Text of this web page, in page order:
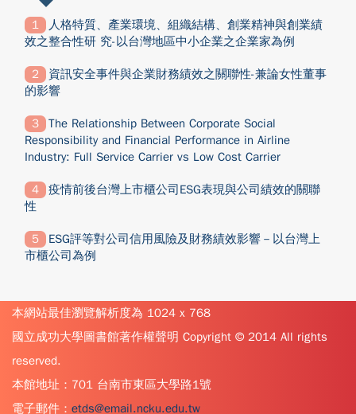
人格特質、產業環境、組織結構、創業精神與創業績
效之整合性研 究-以台灣地區中小企業之企業家為例
資訊安全事件與企業財務績效之關聯性-兼論女性董事
的影響
The Relationship Between Corporate Social
Responsibility and Financial Performance in Airline
Industry: Full Service Carrier vs Low Cost Carrier
疫情前後台灣上市櫃公司ESG表現與公司績效的關聯
性
ESG評等對公司信用風險及財務績效影響－以台灣上
市櫃公司為例
本網站最佳瀏覽解析度為 1024 x 768
國立成功大學圖書館著作權聲明 Copyright © 2014 All rights
reserved.
本館地址：701 台南市東區大學路1號
電子郵件： etds@email.ncku.edu.tw